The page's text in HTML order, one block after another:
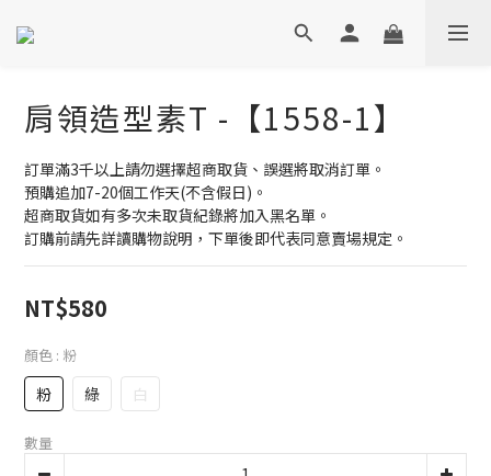
肩領造型素T -【1558-1】
訂單滿3千以上請勿選擇超商取貨、誤選將取消訂單。
預購追加7-20個工作天(不含假日)。
超商取貨如有多次未取貨紀錄將加入黑名單。
訂購前請先詳讀購物說明，下單後即代表同意賣場規定。
NT$580
顏色 : 粉
粉 綠 白
數量